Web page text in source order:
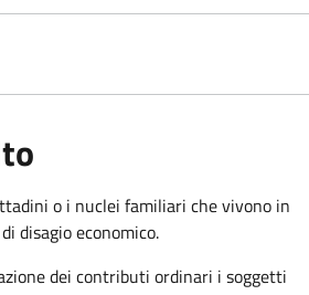
o i nuclei familiari che vivono in
disagio economico.
dei contributi ordinari i soggetti